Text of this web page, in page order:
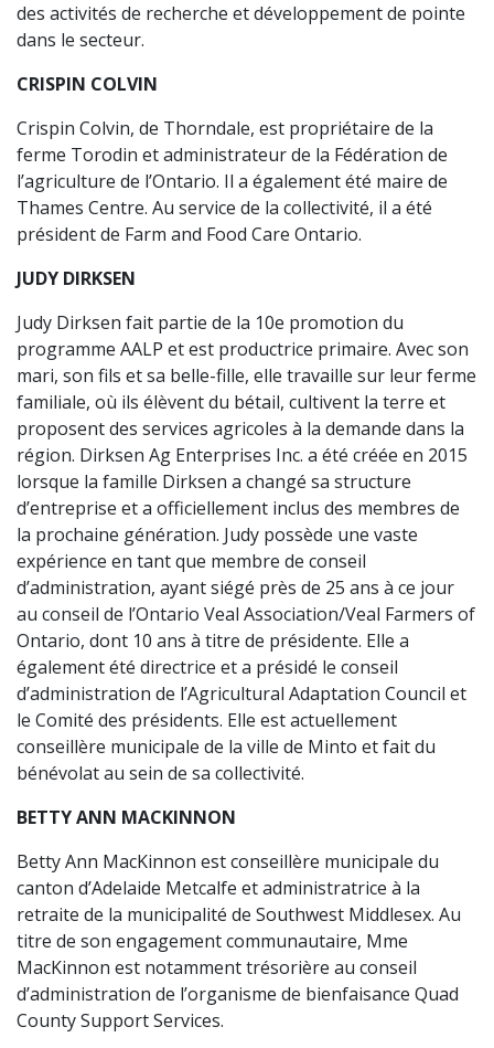
des activités de recherche et développement de pointe
dans le secteur.
CRISPIN COLVIN
Crispin Colvin, de Thorndale, est propriétaire de la
ferme Torodin et administrateur de la Fédération de
l’agriculture de l’Ontario. Il a également été maire de
Thames Centre. Au service de la collectivité, il a été
président de Farm and Food Care Ontario.
JUDY DIRKSEN
Judy Dirksen fait partie de la 10e promotion du
programme AALP et est productrice primaire. Avec son
mari, son fils et sa belle-fille, elle travaille sur leur ferme
familiale, où ils élèvent du bétail, cultivent la terre et
proposent des services agricoles à la demande dans la
région. Dirksen Ag Enterprises Inc. a été créée en 2015
lorsque la famille Dirksen a changé sa structure
d’entreprise et a officiellement inclus des membres de
la prochaine génération. Judy possède une vaste
expérience en tant que membre de conseil
d’administration, ayant siégé près de 25 ans à ce jour
au conseil de l’Ontario Veal Association/Veal Farmers of
Ontario, dont 10 ans à titre de présidente. Elle a
également été directrice et a présidé le conseil
d’administration de l’Agricultural Adaptation Council et
le Comité des présidents. Elle est actuellement
conseillère municipale de la ville de Minto et fait du
bénévolat au sein de sa collectivité.
BETTY ANN MACKINNON
Betty Ann MacKinnon est conseillère municipale du
canton d’Adelaide Metcalfe et administratrice à la
retraite de la municipalité de Southwest Middlesex. Au
titre de son engagement communautaire, Mme
MacKinnon est notamment trésorière au conseil
d’administration de l’organisme de bienfaisance Quad
County Support Services.